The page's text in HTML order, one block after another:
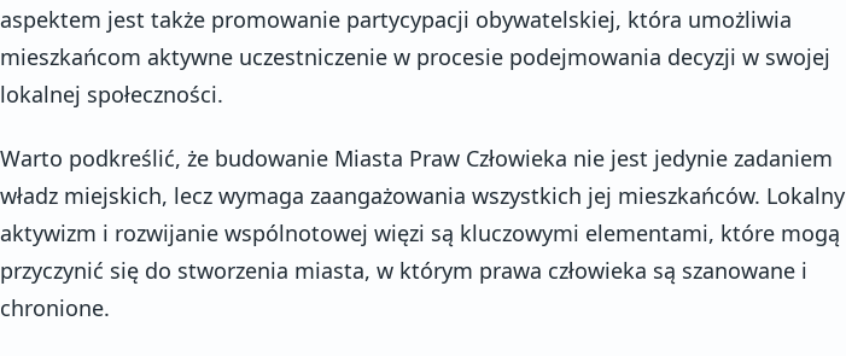
aspektem jest także promowanie partycypacji obywatelskiej, która umożliwia
mieszkańcom aktywne uczestniczenie w procesie podejmowania decyzji w swojej
lokalnej społeczności.
Warto podkreślić, że budowanie Miasta Praw Człowieka nie jest jedynie zadaniem
władz miejskich, lecz wymaga zaangażowania wszystkich jej mieszkańców. Lokalny
aktywizm i rozwijanie wspólnotowej więzi są kluczowymi elementami, które mogą
przyczynić się do stworzenia miasta, w którym prawa człowieka są szanowane i
chronione.